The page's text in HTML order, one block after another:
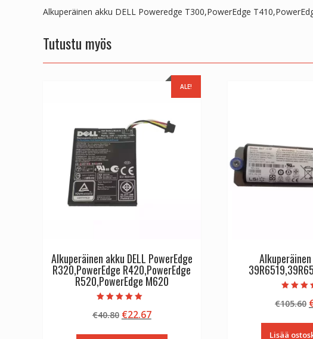
Alkuperäinen akku DELL Poweredge T300,PowerEdge
Tutustu myös
ALE!
Alkuperäinen akku DELL PowerEdge
R320,PowerEdge R420,PowerEdge
R520,PowerEdge M620
tuotteesta:
5.00
€40.80 Alkuperäinen
€22.67Nykyinen
Alkuperäinen
4.50
€105.60
Lisää